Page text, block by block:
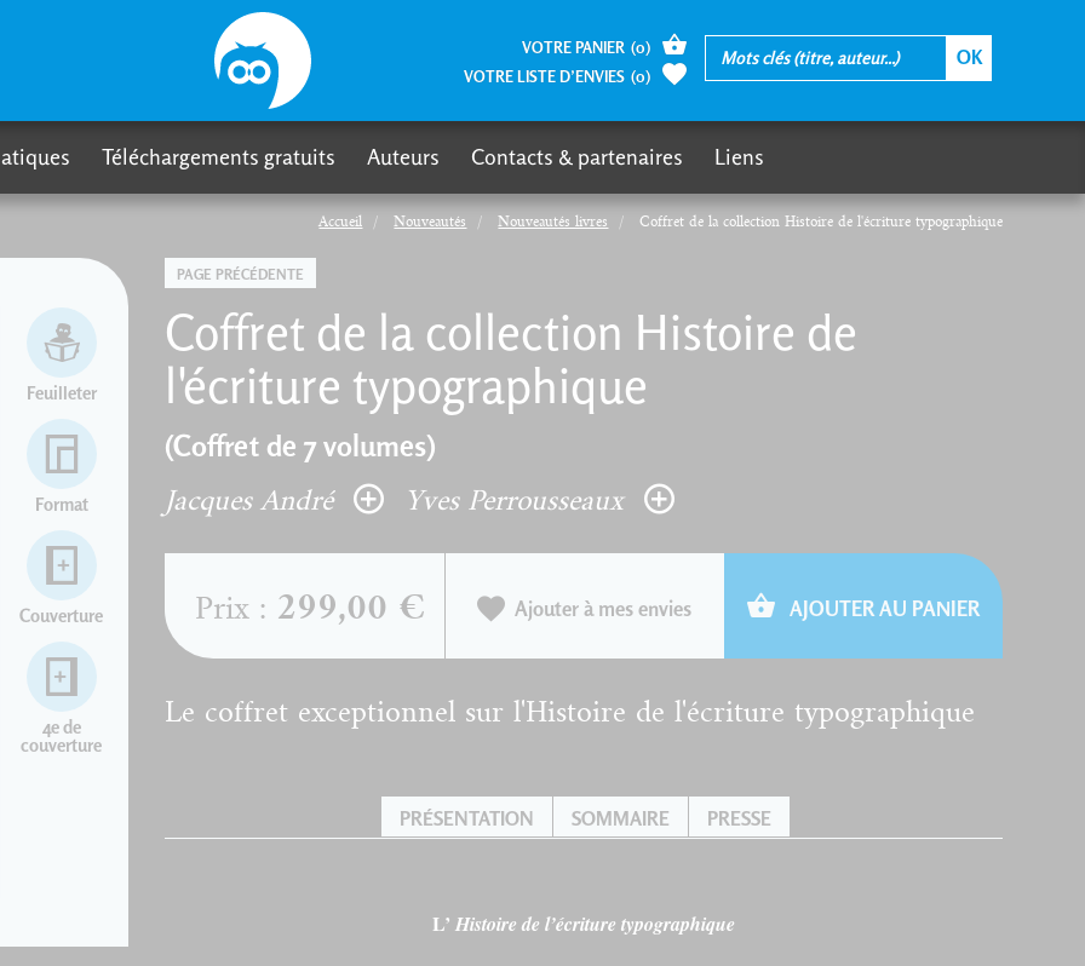
Accueil Nouveautés Nouveautés livres Coffret de la collection Histoire de l'écriture typographique
PAGE PRÉCÉDENTE
Coffret de la collection Histoire de
l'écriture typographique
(Coffret de 7 volumes)
Jacques André Yves Perrousseaux
Feuilleter
Format
Couverture
4e de
couverture
Prix : 299,00 € Ajouter à mes envies AJOUTER AU PANIER
Le coffret exceptionnel sur l'Histoire de l'écriture typographique
PRÉSENTATION SOMMAIRE PRESSE
L’Histoire de l’écriture typographique
VOTRE PANIER (0)
VOTRE LISTE D’ENVIES (0)
Téléchargements gratuits Auteurs Contacts & partenaires Liens